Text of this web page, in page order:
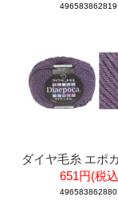
ダイヤ毛糸 エポ
651円(税